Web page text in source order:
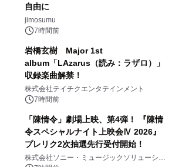
自由に
jimosumu
7時間前
岩橋玄樹 Major 1st
album「LAzarus（読み：ラザロ）」
収録楽曲解禁！
株式会社テイチクエンタテインメント
7時間前
「陳情令」劇場上映、第4弾！ 『陳情
令スペシャルナイト上映会Ⅳ 2026』
プレリク2次抽選先行受付開始！
株式会社ソニー・ミュージックソリューショ